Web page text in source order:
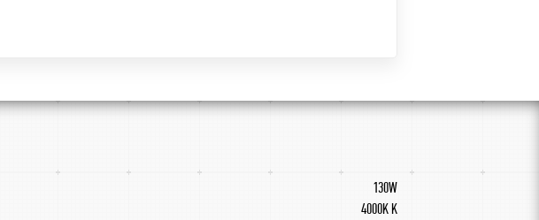
130W
4000K K